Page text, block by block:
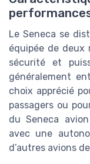
Le Seneca se
équipée de
sécurité et
généralement
choix apprécié
passagers ou
du Seneca
avec une
d’autres avions